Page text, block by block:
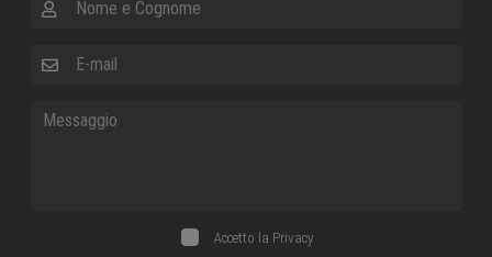
Accetto la Privacy